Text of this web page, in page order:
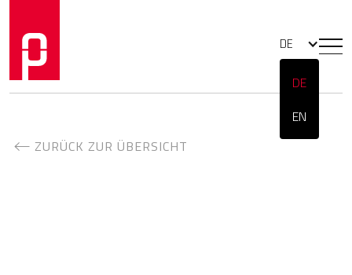
DE
DE
EN
ZURÜCK ZUR ÜBERSICHT